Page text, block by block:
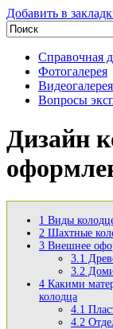
Добавить в
Справочная
Фотогалерея
Видеогалерея
Вопросы
Дизайн
1 Виды
2 Шахтные
3 Внешнее
3.1
3.2
4 Какими
колодца
4.1
4.2